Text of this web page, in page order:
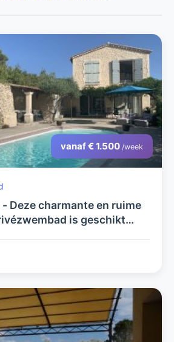
vanaf € 1.500 /week
- Deze charmante en ruime
is geschikt